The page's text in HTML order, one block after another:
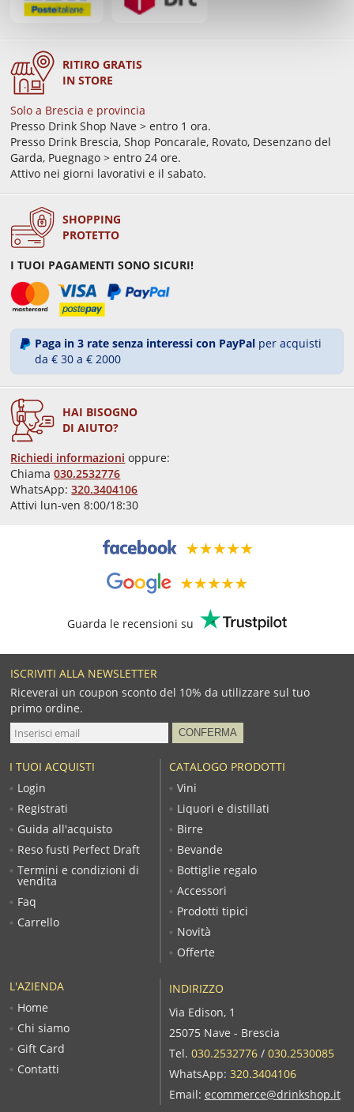
RITIRO GRATIS
IN STORE
Solo a Brescia e provincia
Presso Drink Shop Nave > entro 1 ora.
Presso Drink Brescia, Shop Poncarale, Rovato, Desenzano del
Garda, Puegnago > entro 24 ore.
Attivo nei giorni lavorativi e il sabato.
SHOPPING
PROTETTO
I TUOI PAGAMENTI SONO SICURI!
Paga in 3 rate senza interessi con PayPal per acquisti
da € 30 a € 2000
HAI BISOGNO
DI AIUTO?
Richiedi informazioni oppure:
Chiama030.2532776
WhatsApp:320.3404106
Attivi lun-ven 8:00/18:30
Guarda le recensioni su
ISCRIVITI ALLA NEWSLETTER
Riceverai un coupon sconto del 10% da utilizzare sul tuo
primo ordine.
L'AZIENDA
Home
Chi siamo
Gift Card
Contatti
CATALOGO PRODOTTI
Vini
Liquori e distillati
Birre
Bevande
Bottiglie regalo
Accessori
Prodotti tipici
Novità
Offerte
I TUOI ACQUISTI
Login
Registrati
Guida all'acquisto
Reso fusti Perfect Draft
Termini e condizioni di
vendita
Faq
Carrello
INDIRIZZO
Via Edison, 1
25075 Nave - Brescia
Tel. 030.2532776/ 030.2530085
WhatsApp: 320.3404106
Email: ecommerce@drinkshop.it